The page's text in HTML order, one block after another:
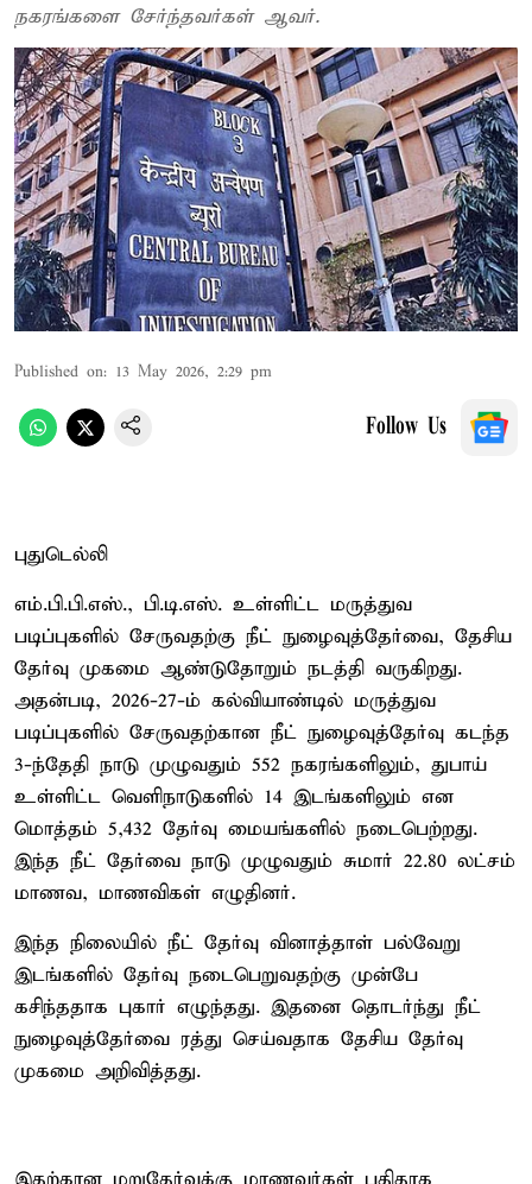
நகரங்களை சேர்ந்தவர்கள் ஆவர்.
Published on: 13 May 2026, 2:29 pm
Follow Us
புதுடெல்லி
எம்.பி.பி.எஸ்., பி.டி.எஸ். உள்ளிட்ட மருத்துவ
படிப்புகளில் சேருவதற்கு நீட் நுழைவுத்தேர்வை, தேசிய
தேர்வு முகமை ஆண்டுதோறும் நடத்தி வருகிறது.
அதன்படி, 2026-27-ம் கல்வியாண்டில் மருத்துவ
படிப்புகளில் சேருவதற்கான நீட் நுழைவுத்தேர்வு கடந்த
3-ந்தேதி நாடு முழுவதும் 552 நகரங்களிலும், துபாய்
உள்ளிட்ட வெளிநாடுகளில் 14 இடங்களிலும் என
மொத்தம் 5,432 தேர்வு மையங்களில் நடைபெற்றது.
இந்த நீட் தேர்வை நாடு முழுவதும் சுமார் 22.80 லட்சம்
மாணவ, மாணவிகள் எழுதினர்.
இந்த நிலையில் நீட் தேர்வு வினாத்தாள் பல்வேறு
இடங்களில் தேர்வு நடைபெறுவதற்கு முன்பே
கசிந்ததாக புகார் எழுந்தது. இதனை தொடர்ந்து நீட்
நுழைவுத்தேர்வை ரத்து செய்வதாக தேசிய தேர்வு
முகமை அறிவித்தது.